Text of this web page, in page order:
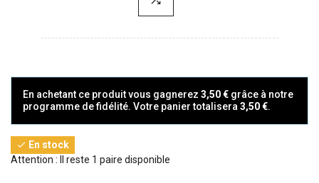
En achetant ce produit vous gagnerez 3,50 € grâce à notre
programme de fidélité. Votre panier totalisera 3,50 €.
 En stock
Attention : Il reste 1 paire disponible